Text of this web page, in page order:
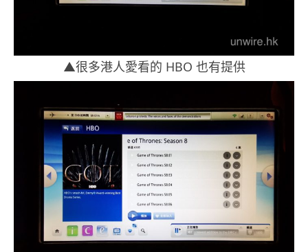
▲很多港人愛看的 HBO 也有提供